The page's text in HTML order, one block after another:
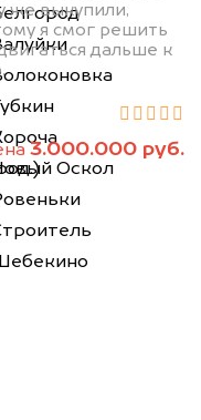
же выкупили,
я смог решить
дальше к
3.000.000 руб.
Оскол